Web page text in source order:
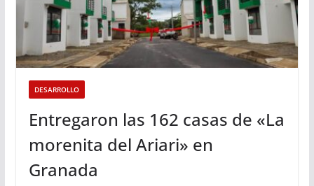
DESARROLLO
Entregaron las 162 casas de «La
morenita del Ariari» en
Granada